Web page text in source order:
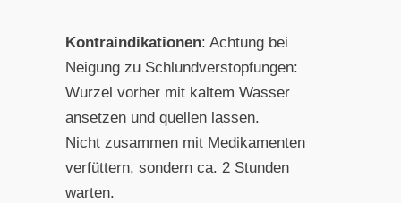
Kontraindikationen: Achtung bei
Neigung zu Schlundverstopfungen:
Wurzel vorher mit kaltem Wasser
ansetzen und quellen lassen.
Nicht zusammen mit Medikamenten
verfüttern, sondern ca. 2 Stunden
warten.